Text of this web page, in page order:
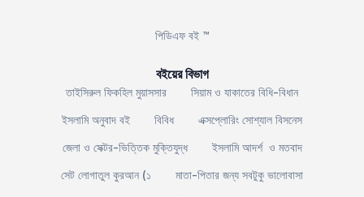
পিডিএফ বই ™
বইয়ের বিভাগ
তাইসিরুল ফিকহিল মুয়াসসার
সিয়াম ও যাকাতের বিধি-বিধান
ইসলামি অনুবাদ বই
বিবিধ
এক্সপ্লোরিং সোশ্যাল বিসনেস
জেলা ও সেক্টর-ভিত্তিক মুক্তিযুদ্ধ
ইসলামি আদর্শ ও মতবাদ
সেট লোগাতুল কুরআন (১
মাতা-পিতার জন্য সবটুকু ভালোবাসা